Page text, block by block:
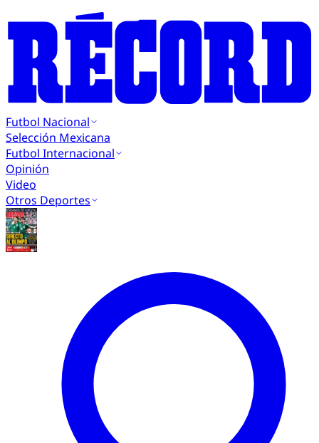
Futbol Nacional
Selección Mexicana
Futbol Internacional
Opinión
Video
Otros Deportes